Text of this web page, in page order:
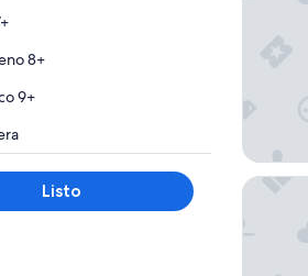
8+
9+
Listo City